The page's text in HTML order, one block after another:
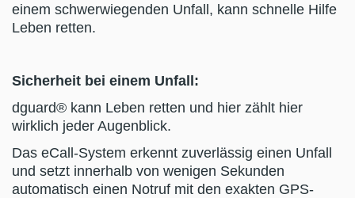
einem schwerwiegenden Unfall, kann schnelle Hilfe
Leben retten.
Sicherheit bei einem Unfall:
dguard® kann Leben retten und hier zählt hier
wirklich jeder Augenblick.
Das eCall-System erkennt zuverlässig einen Unfall
und setzt innerhalb von wenigen Sekunden
automatisch einen Notruf mit den exakten GPS-